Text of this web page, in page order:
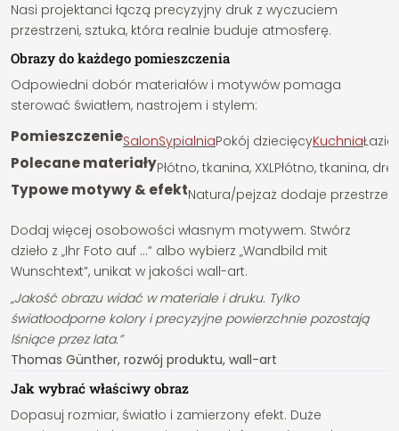
Nasi projektanci łączą precyzyjny druk z wyczuciem
przestrzeni, sztuka, która realnie buduje atmosferę.
Obrazy do każdego pomieszczenia
Odpowiedni dobór materiałów i motywów pomaga
sterować światłem, nastrojem i stylem:
PomieszczenieSalonSypialniaPokój dziecięcyKuchnia
Polecane materiałyPłótno, tkanina, XXLPłótno, tkanina,
Typowe motywy & efektNatura/pejzaż dodaje
Dodaj więcej osobowości własnym motywem. Stwórz
dzieło z „Ihr Foto auf …” albo wybierz „Wandbild mit
Wunschtext”, unikat w jakości wall-art.
„Jakość obrazu widać w materiale i druku. Tylko
światłoodporne kolory i precyzyjne powierzchnie pozostają
lśniące przez lata.”
Thomas Günther, rozwój produktu, wall-art
Jak wybrać właściwy obraz
Dopasuj rozmiar, światło i zamierzony efekt. Duże